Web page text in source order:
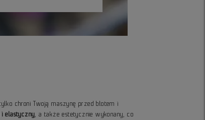
chroni Twoją maszynę przed błotem i
i elastyczny , a także estetycznie wykonany, co